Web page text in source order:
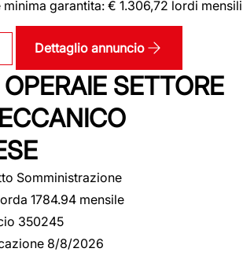
garantita: € 1.306,72 lordi mensili
Dettaglio annuncio
SETTORE
Somministrazione
1784.94 mensile
350245
8/8/2026